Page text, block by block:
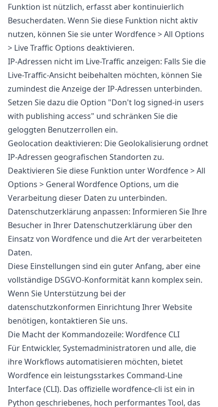
Funktion ist nützlich, erfasst aber kontinuierlich
Besucherdaten. Wenn Sie diese Funktion nicht aktiv
nutzen, können Sie sie unterWordfence > All Options
> Live Traffic Options deaktivieren.
IP-Adressen nicht im Live-Traffic anzeigen: Falls Sie die
Live-Traffic-Ansicht beibehalten möchten, können Sie
zumindest die Anzeige der IP-Adressen unterbinden.
Setzen Sie dazu die Option "Don't log signed-in users
with publishing access" und schränken Sie die
geloggten Benutzerrollen ein.
Geolocation deaktivieren: Die Geolokalisierung ordnet
IP-Adressen geografischen Standorten zu.
Deaktivieren Sie diese Funktion unterWordfence > All
Options > General Wordfence Options, um die
Verarbeitung dieser Daten zu unterbinden.
Datenschutzerklärung anpassen: Informieren Sie Ihre
Besucher in Ihrer Datenschutzerklärung über den
Einsatz von Wordfence und die Art der verarbeiteten
Daten.
Diese Einstellungen sind ein guter Anfang, aber eine
vollständige DSGVO-Konformität kann komplex sein.
Wenn Sie Unterstützung bei der
datenschutzkonformen Einrichtung Ihrer Website
benötigen, kontaktieren Sie uns.
Die Macht der Kommandozeile: Wordfence CLI
Für Entwickler, Systemadministratoren und alle, die
ihre Workflows automatisieren möchten, bietet
Wordfence ein leistungsstarkes Command-Line
Interface (CLI). Das offiziellewordfence-cli ist ein in
Python geschriebenes, hoch performantes Tool, das